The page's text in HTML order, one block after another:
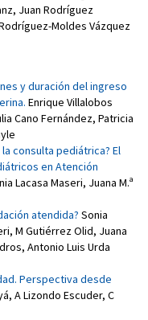
, Juan Rodríguez
Moldes Vázquez
y duración del ingreso
Enrique Villalobos
Cano Fernández, Patricia
consulta pediátrica? El
en Atención
Lacasa Maseri, Juana M.ª
atendida? Sonia
, M Gutiérrez Olid, Juana
, Antonio Luis Urda
Perspectiva desde
, A Lizondo Escuder, C